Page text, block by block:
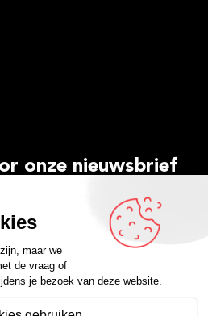
onze nieuwsbrief
Spotify